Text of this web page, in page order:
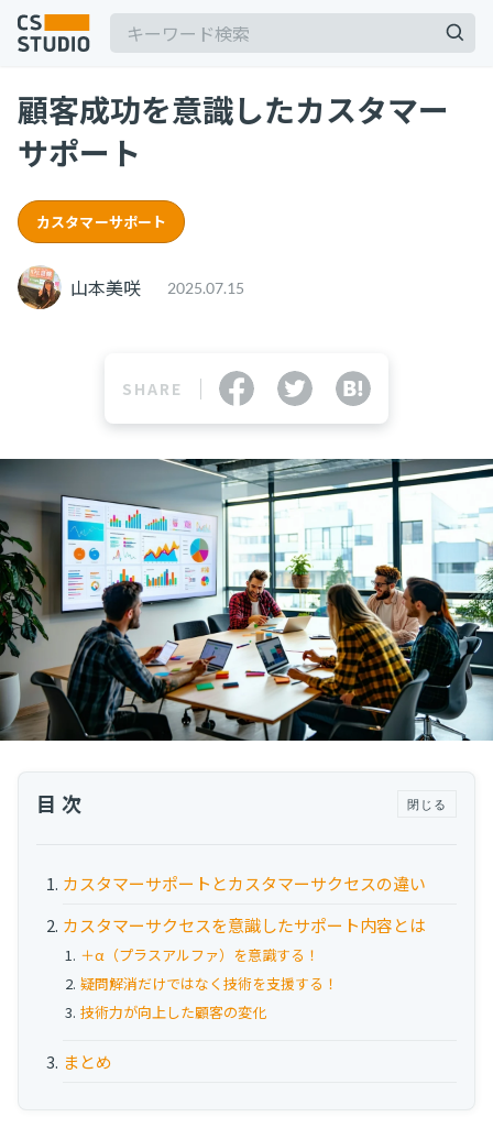
サービス
コンサルティング
運用代行・人材派遣
カスタマーサクセス人材派遣・常駐
カスタマーサクセスBPO
BPaaS​
既存営業 AI BPO
カスタマーサポート代行
多言語カスタマーサポート対応
CSツール導入・運用支援
ツール選定・運用支援
Zendesk導入支援
ユーザーインタビュー
インサイドセールス代行
お役立ち資料
カスタマーサポート
BPO BPaaS
顧客満足度を上げる具体例10選！成功企業の事
例とともに解説
2024.11.07
サボタージュマニュアルとは？組織の内部崩壊
に関するバイブル
組織作り
2025.04.23
意外と知らない？Google スプレッドシート関
数の落とし穴 ～集計作業を効率化する4つの
関数と、見落としがちな注意点～
カスタマーサポート
顧客成功を意識したカスタマー
サポート
カスタマーサポート
山本美咲 2025.07.15
SHARE
カスタマーサポートとカスタマーサクセスの違い
カスタマーサクセスを意識したサポート内容とは
＋α（プラスアルファ）を意識する！
疑問解消だけではなく技術を支援する！
技術力が向上した顧客の変化
まとめ
目次 閉じる